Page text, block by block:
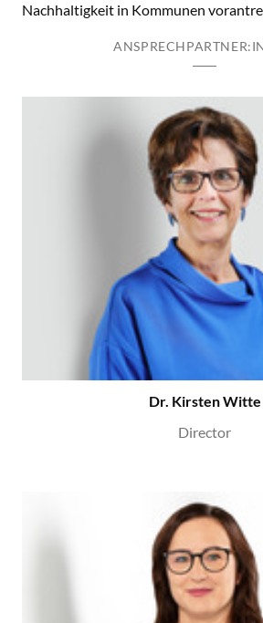
Nachhaltigkeit in Kommunen
Dr. Kirsten Witte
Director